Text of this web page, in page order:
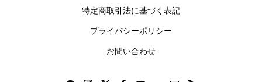
特定商取引法に基づく表記
プライバシーポリシー
お問い合わせ